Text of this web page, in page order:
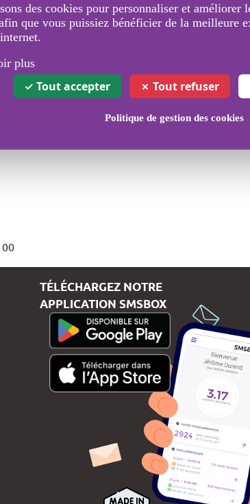
des cookies pour personnaliser et améliorer
que vous puissiez bénéficier de la meilleure
plus
Tout accepter Tout refuser
Politique de gestion des cookies
pour envoyer
TÉLÉCHARGEZ NOTRE
APPLICATION SMSBOX